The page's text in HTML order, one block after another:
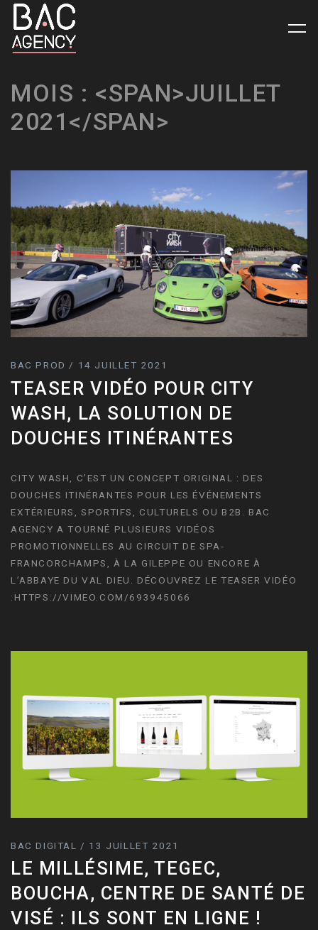
MOIS : <SPAN>JUILLET
2021</SPAN>
BAC PROD / 14 JUILLET 2021
TEASER VIDÉO POUR CITY
WASH, LA SOLUTION DE
DOUCHES ITINÉRANTES
CITY WASH, C’EST UN CONCEPT ORIGINAL : DES
DOUCHES ITINÉRANTES POUR LES ÉVÉNEMENTS
EXTÉRIEURS, SPORTIFS, CULTURELS OU B2B. BAC
AGENCY A TOURNÉ PLUSIEURS VIDÉOS
PROMOTIONNELLES AU CIRCUIT DE SPA-
FRANCORCHAMPS, À LA GILEPPE OU ENCORE À
L’ABBAYE DU VAL DIEU. DÉCOUVREZ LE TEASER VIDÉO
:HTTPS://VIMEO.COM/693945066
BAC DIGITAL / 13 JUILLET 2021
LE MILLÉSIME, TEGEC,
BOUCHA, CENTRE DE SANTÉ DE
VISÉ : ILS SONT EN LIGNE !